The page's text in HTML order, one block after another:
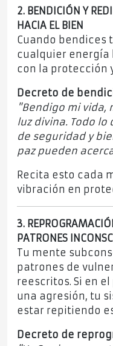
2. BENDICIÓN Y
HACIA EL BIEN
Cuando bendices
cualquier energía
con la protección
Decreto de
"Bendigo mi vida,
luz divina. Todo lo
de seguridad y
paz pueden
Recita esto cada
vibración en
3.
PATRONES
Tu mente
patrones de
reescritos. Si en
una agresión, tu
estar repitiendo
Decreto de